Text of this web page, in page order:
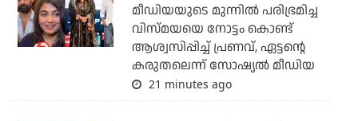
മീഡിയയുടെ മുന്നില്‍ പരിഭ്രമിച്ച
വിസ്മയയെ നോട്ടം കൊണ്ട്
ആശ്വസിപ്പിച്ച് പ്രണവ്, ഏട്ടന്റെ
കരുതലെന്ന് സോഷ്യല്‍ മീഡിയ
21 minutes ago